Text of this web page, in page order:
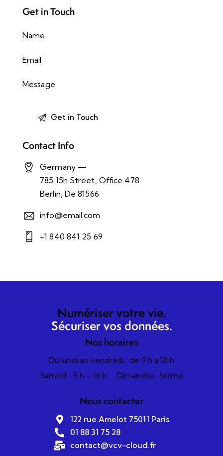
Get in Touch
Contact Info
Germany —
785 15h Street, Office 478
Berlin, De 81566
info@email.com
+1 840 841 25 69
Numériser votre vie.
Sécuriser vos données.
Nos horaires
Du lundi au vendredi : de 9 h à 18 h
Samedi : 9 h – 16 h
Dimanche : fermé
Nous contacter
122 rue Amelot 75011 Paris
01 88 31 75 28
contact@vcv-cloud.fr